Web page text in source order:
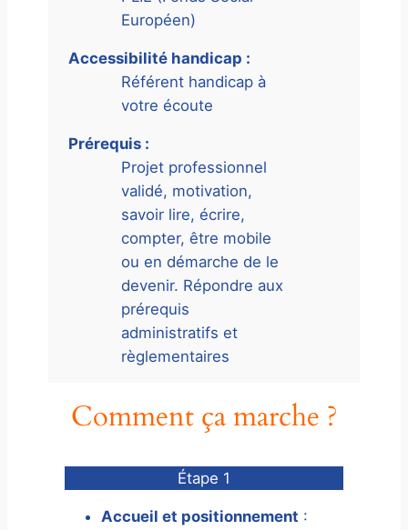
Européen)
Accessibilité handicap :
Référent handicap à
votre écoute
Prérequis :
​Projet professionnel
validé, motivation,
savoir lire, écrire,
compter, être mobile
ou en démarche de le
devenir. Répondre aux
prérequis
administratifs et
règlementaires
Comment ça marche ?
Étape 1
Accueil et positionnement :